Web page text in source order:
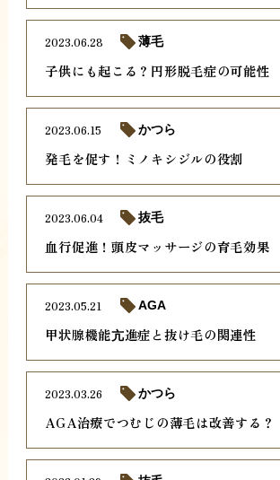
子供にも起こる？円形脱毛症の可能性
2023.06.28 薄毛
発毛を促す！ミノキシジルの役割
2023.06.15 かつら
血行促進！頭皮マッサージの育毛効果
2023.06.04 抜毛
甲状腺機能亢進症と抜け毛の関連性
2023.05.21 AGA
AGA治療でつむじの薄毛は改善する？
2023.03.26 かつら